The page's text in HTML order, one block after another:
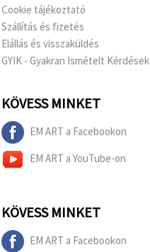
Cookie tájékoztató
Szállítás és fizetés
Elállás és visszaküldés
GYIK - Gyakran Ismételt Kérdések
KÖVESS MINKET
EM ART a Facebookon
EM ART a YouTube-on
KÖVESS MINKET
EM ART a Facebookon